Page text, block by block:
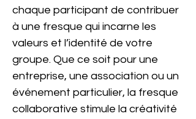
chaque participant de contribuer
à une fresque qui incarne les
valeurs et l’identité de votre
groupe. Que ce soit pour une
entreprise, une association ou un
événement particulier, la fresque
collaborative stimule la créativité